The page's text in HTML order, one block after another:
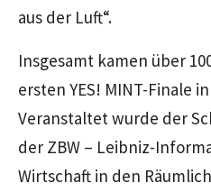
aus der Luft“.
Insgesamt kamen über
ersten YES! MINT-Finale
Veranstaltet wurde der
der ZBW – Leibniz-
Wirtschaft in den